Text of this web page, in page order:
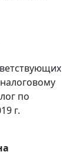
налоговому
по
г.